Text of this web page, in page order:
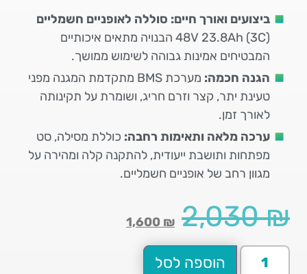
ביצועים ואורך חיים: סוללה לאופניים חשמליים
48V 23.8Ah (3C) הבנויה מתאים איכותיים
המבטיחים אמינות גבוהה לשימוש ממושך.
הגנה חכמה:
מערכת BMS מתקדמת המגנה מפני
טעינת יתר, קצר וזרם חריג, ושומרת על תקינותה
לאורך זמן.
ערכה מלאה ותאימות רחבה: כוללת מסילה, סט
מפתחות ותושבת ייעודית, להתקנה קלה ומהירה על
מגוון רחב של אופניים חשמליים.
2,030₪
1,600 ₪
הוספה לסל